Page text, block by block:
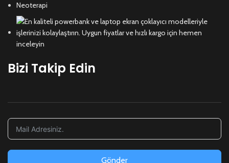
Neoterapi
Bizi Takip Edin
Gönder